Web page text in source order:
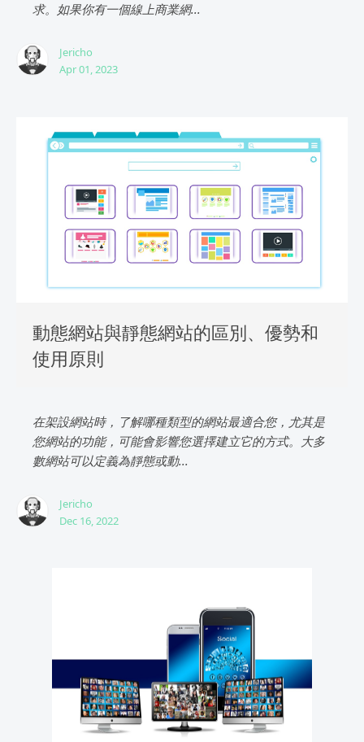
求。如果你有一個線上商業網...
Jericho
Apr 01, 2023
動態網站與靜態網站的區別、優勢和
使用原則
在架設網站時，了解哪種類型的網站最適合您，尤其是
您網站的功能，可能會影響您選擇建立它的方式。大多
數網站可以定義為靜態或動...
Jericho
Dec 16, 2022